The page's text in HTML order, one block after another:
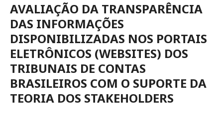
AVALIAÇÃO DA TRANSPARÊNCIA
DAS INFORMAÇÕES
DISPONIBILIZADAS NOS PORTAIS
ELETRÔNICOS (WEBSITES) DOS
TRIBUNAIS DE CONTAS
BRASILEIROS COM O SUPORTE DA
TEORIA DOS STAKEHOLDERS